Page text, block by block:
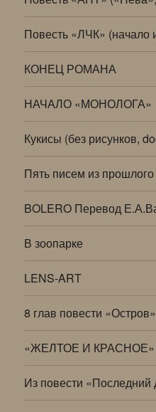
Повесть «ЛЧК» (начало
КОНЕЦ РОМАНА
НАЧАЛО «МОНОЛОГА»
Кукисы (без рисунков,
Пять писем из прошлого
BOLERO Перевод
В зоопарке
LENS-ART
8 глав повести
«ЖЕЛТОЕ И КРАСНОЕ»
Из повести «Последний